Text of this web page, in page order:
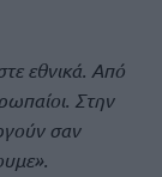
εθνικά. Από
Στην
σαν